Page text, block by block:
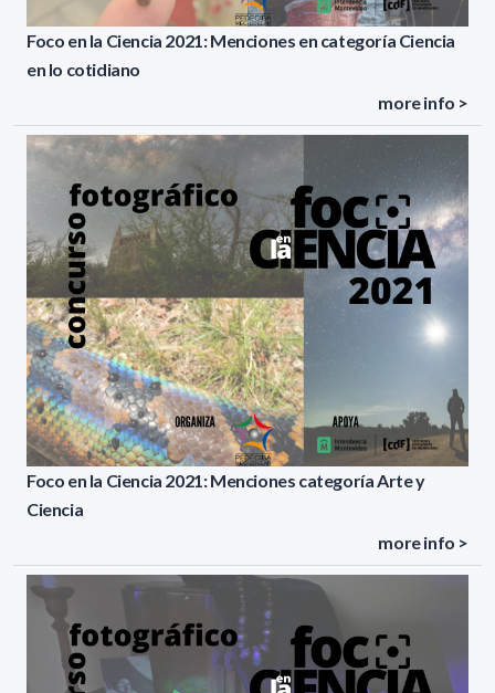
Foco en la Ciencia 2021: Menciones en categoría Ciencia
en lo cotidiano
more info >
Foco en la Ciencia 2021: Menciones categoría Arte y
Ciencia
more info >